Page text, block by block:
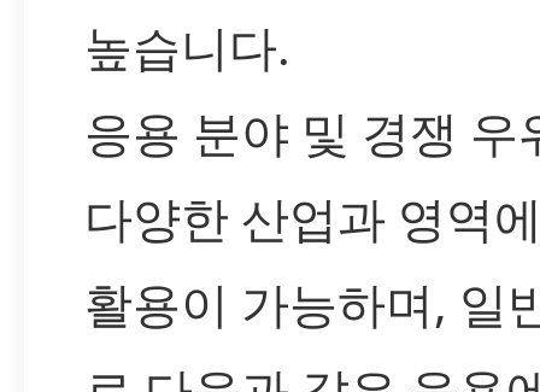
높습니다.
응용 분야 및 경쟁 우
다양한 산업과 영역
활용이 가능하며, 일